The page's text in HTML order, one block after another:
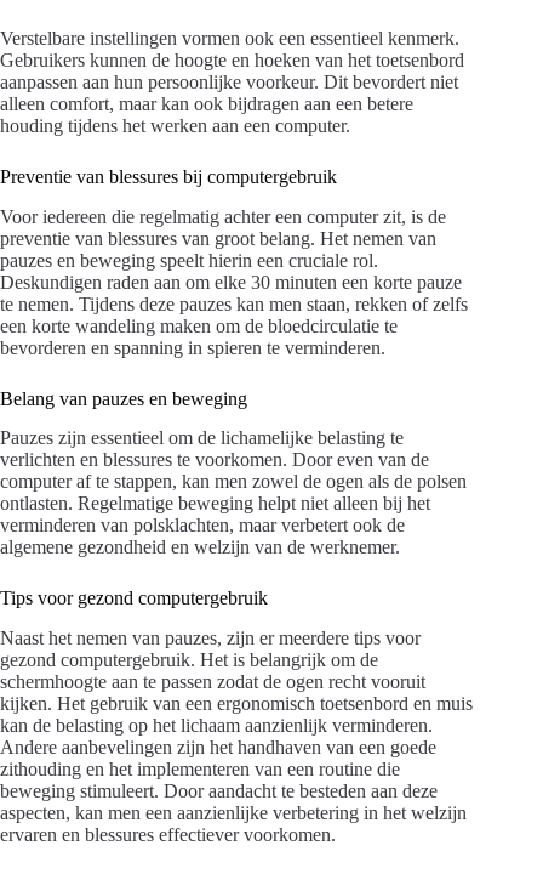
Verstelbare instellingen vormen ook een essentieel kenmerk.
Gebruikers kunnen de hoogte en hoeken van het toetsenbord
aanpassen aan hun persoonlijke voorkeur. Dit bevordert niet
alleen comfort, maar kan ook bijdragen aan een betere
houding tijdens het werken aan een computer.
Preventie van blessures bij computergebruik
Voor iedereen die regelmatig achter een computer zit, is de
preventie van blessures van groot belang. Het nemen van
pauzes en beweging speelt hierin een cruciale rol.
Deskundigen raden aan om elke 30 minuten een korte pauze
te nemen. Tijdens deze pauzes kan men staan, rekken of zelfs
een korte wandeling maken om de bloedcirculatie te
bevorderen en spanning in spieren te verminderen.
Belang van pauzes en beweging
Pauzes zijn essentieel om de lichamelijke belasting te
verlichten en blessures te voorkomen. Door even van de
computer af te stappen, kan men zowel de ogen als de polsen
ontlasten. Regelmatige beweging helpt niet alleen bij het
verminderen van polsklachten, maar verbetert ook de
algemene gezondheid en welzijn van de werknemer.
Tips voor gezond computergebruik
Naast het nemen van pauzes, zijn er meerdere tips voor
gezond computergebruik. Het is belangrijk om de
schermhoogte aan te passen zodat de ogen recht vooruit
kijken. Het gebruik van een ergonomisch toetsenbord en muis
kan de belasting op het lichaam aanzienlijk verminderen.
Andere aanbevelingen zijn het handhaven van een goede
zithouding en het implementeren van een routine die
beweging stimuleert. Door aandacht te besteden aan deze
aspecten, kan men een aanzienlijke verbetering in het welzijn
ervaren en blessures effectiever voorkomen.